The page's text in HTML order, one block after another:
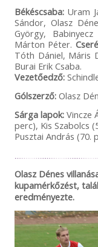
Békéscsaba:Uram
Sándor, Olasz
György,
Márton Péter.
Tóth Dániel, Máris
Burai Erik Csaba.
Vezetőedző:
Gólszerző:Olasz
Sárga lapok:Vincze
perc), Kis Szabolcs
Pusztai András (70.
Olasz Dénes
kupamérkőzést,
eredményezte.